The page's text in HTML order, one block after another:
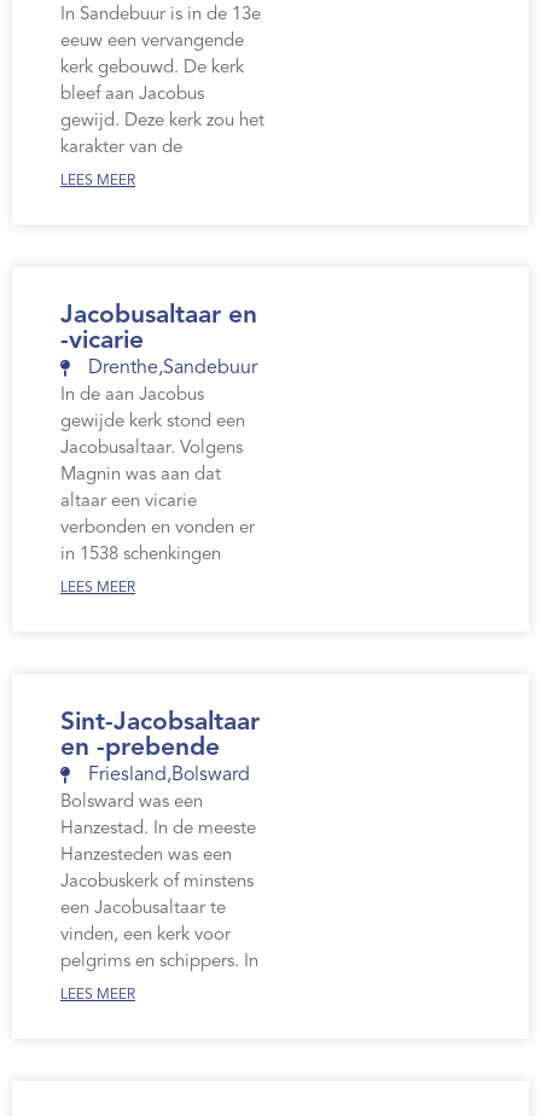
In Sandebuur is in de 13e
eeuw een vervangende
kerk gebouwd. De kerk
bleef aan Jacobus
gewijd. Deze kerk zou het
karakter van de
LEES MEER
Jacobusaltaar en
-vicarie
Drenthe,Sandebuur
In de aan Jacobus
gewijde kerk stond een
Jacobusaltaar. Volgens
Magnin was aan dat
altaar een vicarie
verbonden en vonden er
in 1538 schenkingen
LEES MEER
Sint-Jacobsaltaar
en -prebende
Friesland,Bolsward
Bolsward was een
Hanzestad. In de meeste
Hanzesteden was een
Jacobuskerk of minstens
een Jacobusaltaar te
vinden, een kerk voor
pelgrims en schippers. In
LEES MEER